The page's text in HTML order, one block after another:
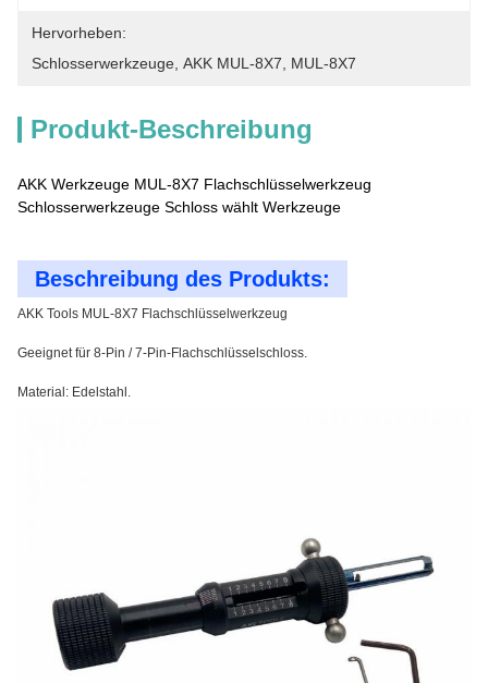
Hervorheben:
Schlosserwerkzeuge AKK MUL-8X7 MUL-8X7
Produkt-Beschreibung
AKK Werkzeuge MUL-8X7 Flachschlüsselwerkzeug
Schlosserwerkzeuge Schloss wählt Werkzeuge
Beschreibung des Produkts:
AKK Tools MUL-8X7 Flachschlüsselwerkzeug
Geeignet für 8-Pin / 7-Pin-Flachschlüsselschloss.
Material: Edelstahl.